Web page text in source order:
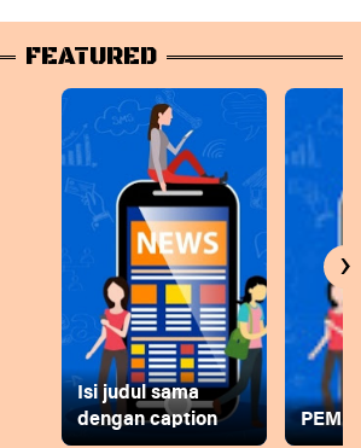
FEATURED
Isi judul sama
dengan caption
›